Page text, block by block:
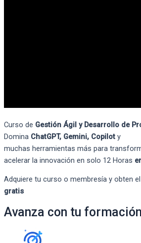
Curso de Gestión Ágil y Desarrollo de
Domina ChatGPT, Gemini, Copilot y
muchas herramientas más para
acelerar la innovación en solo 12 Horas
Adquiere tu curso o membresía y obten
gratis
Avanza con tu formación